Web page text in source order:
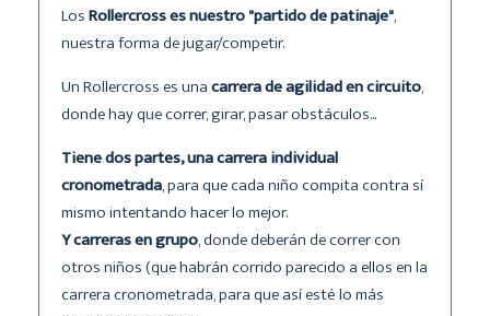
LosRollercross es nuestro "partido de patinaje",
nuestra forma de jugar/competir.
Un Rollercross es unacarrera de agilidad en circuito,
donde hay que correr, girar, pasar obstáculos...
Tiene dos partes, una carrera individual
cronometrada, para que cada niño compita contra sí
mismo intentando hacer lo mejor.
Y carreras en grupo, donde deberán de correr con
otros niños (que habrán corrido parecido a ellos en la
carrera cronometrada, para que así esté lo más